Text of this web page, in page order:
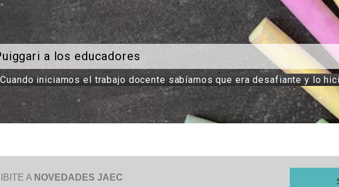
a los educadores
iniciamos el trabajo docente sabíamos que era desafiante y lo
A NOVEDADES JAEC